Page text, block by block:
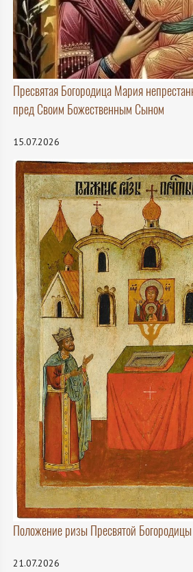
Пресвятая Богородица Мария
пред Своим Божественным Сыном
15.07.2026
Положение ризы Пресвятой
21.07.2026